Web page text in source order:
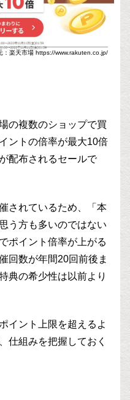
：楽天市場 https://www.rakuten.co.jp/
の複数のショップで買
ントの倍率が最大10倍
配布されるセールで
されているため、「本
う方も多いのではない
ポイント倍率が上がる
回数が年間20回前後ま
典の希少性は以前より
イント上限を超えるよ
仕組みを把握しておく